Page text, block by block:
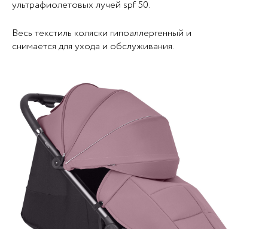
ультрафиолетовых лучей spf 50.
Весь текстиль коляски гипоаллергенный и
снимается для ухода и обслуживания.